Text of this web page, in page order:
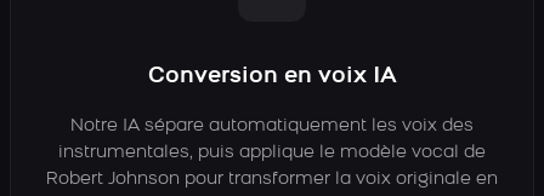
Conversion en voix IA
Notre IA sépare automatiquement les voix des
instrumentales, puis applique le modèle vocal de
Robert Johnson pour transformer la voix originale en